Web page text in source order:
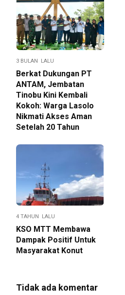
3 BULAN LALU
Berkat Dukungan PT
ANTAM, Jembatan
Tinobu Kini Kembali
Kokoh: Warga Lasolo
Nikmati Akses Aman
Setelah 20 Tahun
4 TAHUN LALU
KSO MTT Membawa
Dampak Positif Untuk
Masyarakat Konut
Tidak ada komentar